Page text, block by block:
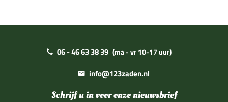
06 - 46 63 38 39 (ma - vr 10-17 uur)
info@123zaden.nl
Schrijf u in voor onze nieuwsbrief